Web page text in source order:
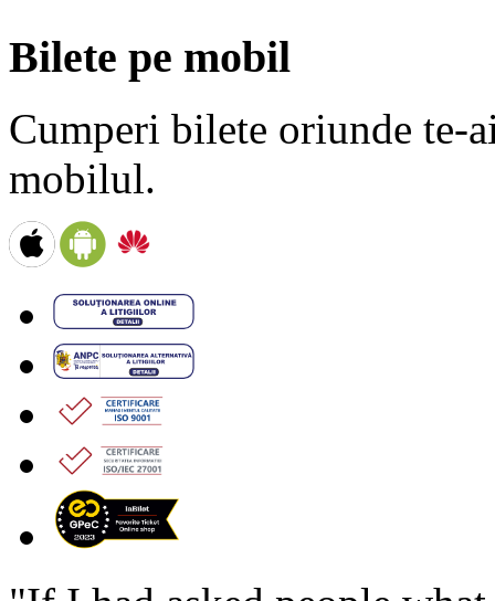
Bilete pe mobil
Cumperi bilete oriunde te-
mobilul.